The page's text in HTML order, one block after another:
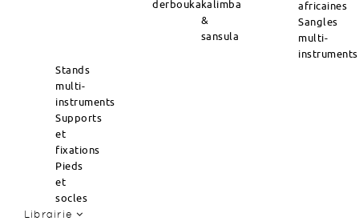
derboukakalimba
&
sansula
africaines
Sangles
multi-
instruments
Stands
multi-
instruments
Supports
et
fixations
Pieds
et
socles
Librairie